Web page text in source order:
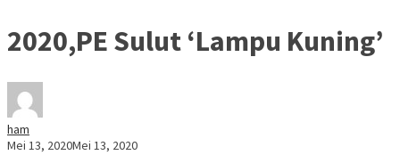
2020,PE Sulut ‘Lampu Kuning’
ham
Mei 13, 2020Mei 13, 2020